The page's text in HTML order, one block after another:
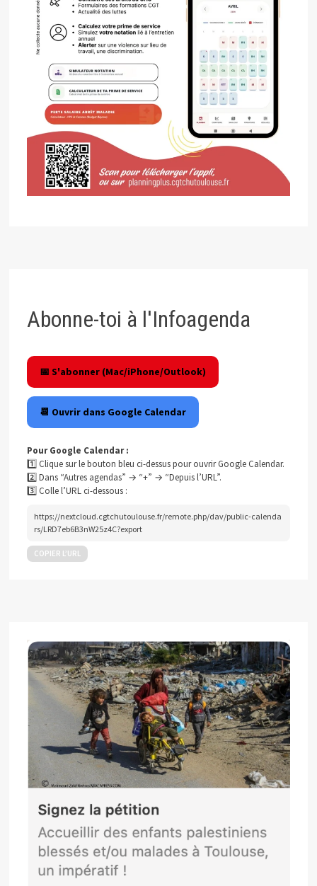
Abonne-toi à l'Infoagenda
📅 S'abonner (Mac/iPhone/Outlook)
📆 Ouvrir dans Google Calendar
Pour Google Calendar :
1️⃣ Clique sur le bouton bleu ci-dessus pour ouvrir Google Calendar.
2️⃣ Dans “Autres agendas” → “+” → “Depuis l’URL”.
3️⃣ Colle l’URL ci-dessous :
https://nextcloud.cgtchutoulouse.fr/remote.php/dav/public-calenda
rs/LRD7eb6B3nW25z4C?export
COPIER L’URL